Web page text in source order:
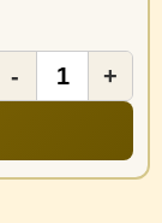
- +